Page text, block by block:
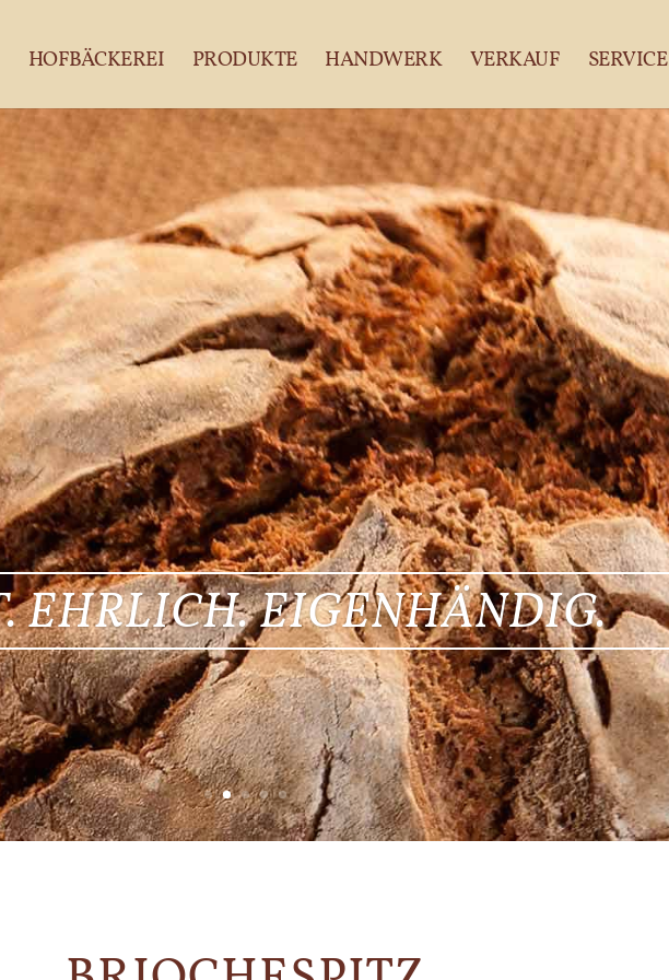
EHRLICH. EIGENHÄNDIG.
HOFBÄCKEREI PRODUKTE HANDWERK VERKAUF SERVICE